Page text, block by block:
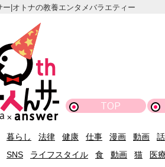
ー|オトナの教養エンタメバラエティー
TOP
暮らし 法律 健康 仕事 漫画 動画
SNS
ライフスタイル 食 動画 猫 医療